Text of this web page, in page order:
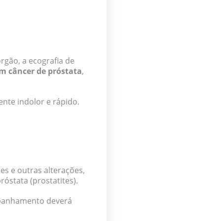
a ecografia de
câncer de próstata,
indolor e rápido.
e outras alterações,
(prostatites).
deverá